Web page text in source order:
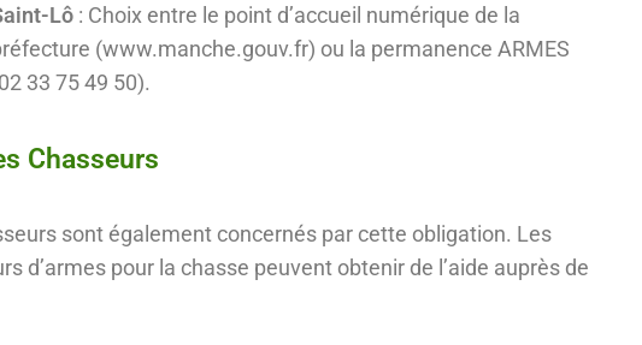
Lô : Choix entre le point d’accueil numérique de la
(www.manche.gouv.fr) ou la permanence ARMES
33 75 49 50).
Chasseurs
sont également concernés par cette obligation. Les
d’armes pour la chasse peuvent obtenir de l’aide auprès de